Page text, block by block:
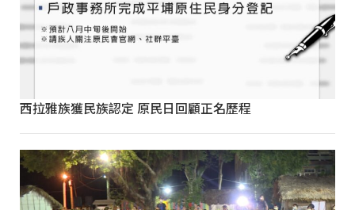
西拉雅族獲民族認定 原民日回顧正名歷程